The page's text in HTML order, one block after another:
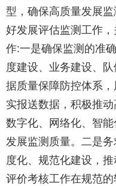
型，确保高质量发展
好发展评估监测工作
作:一是确保监测的准
度建设、业务建设、
据质量保障防控体系
实报送数据，积极推
数字化、网络化、智
发展监测质量。二是
度化、规范化建设，
评价考核工作在规范